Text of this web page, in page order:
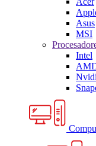
Asus
MSI
Intel